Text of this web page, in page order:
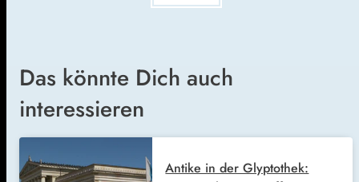
Das könnte Dich auch
interessieren
Antike in der Glyptothek: